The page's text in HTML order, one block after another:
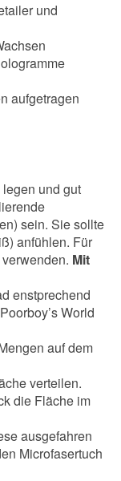
und
aufgetragen
und gut
sein. Sie sollte
anfühlen. Für
Mit
enstprechend
World
auf dem
verteilen.
die Fläche im
ausgefahren
Microfasertuch